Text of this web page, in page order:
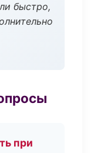
быстро,
при